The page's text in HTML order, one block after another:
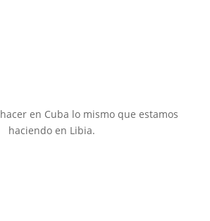
en Cuba lo mismo que estamos
haciendo en Libia.